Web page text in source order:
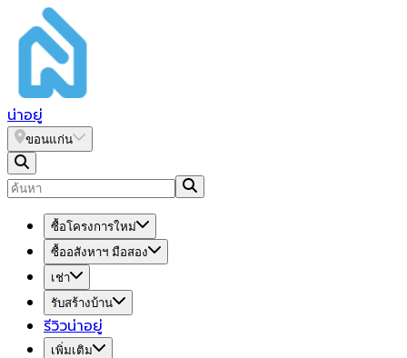
น่าอยู่
ขอนแก่น
ซื้อโครงการใหม่
ซื้ออสังหาฯ มือสอง
เช่า
รับสร้างบ้าน
รีวิวน่าอยู่
เพิ่มเติม